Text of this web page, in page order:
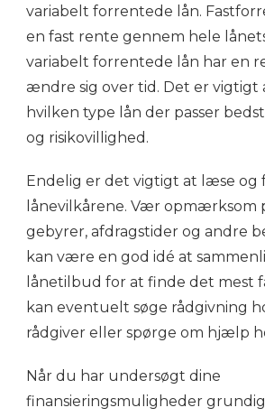
variabelt forrentede lån.
en fast rente gennem hele
variabelt forrentede lån har en
ændre sig over tid. Det er vigtigt
hvilken type lån der passer
og risikovillighed.
Endelig er det vigtigt at læse og
lånevilkårene. Vær opmærksom
gebyrer, afdragstider og andre
kan være en god idé at
lånetilbud for at finde det mest
kan eventuelt søge rådgivning
rådgiver eller spørge om hjælp
Når du har undersøgt dine
finansieringsmuligheder